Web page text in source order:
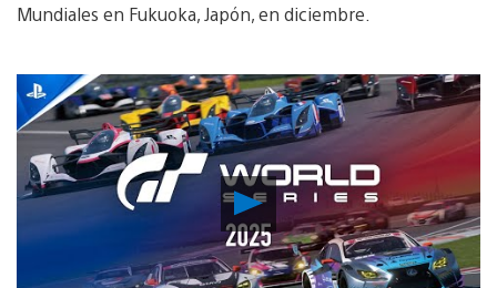
Mundiales en Fukuoka, Japón, en diciembre.
Reproducir
Video